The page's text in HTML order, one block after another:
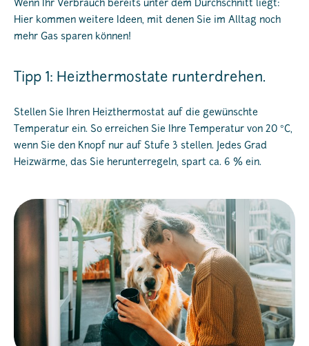
Wenn Ihr Verbrauch bereits unter dem Durchschnitt liegt:
Hier kommen weitere Ideen, mit denen Sie im Alltag noch
mehr Gas sparen können!
Tipp 1: Heizthermostate runterdrehen.
Stellen Sie Ihren Heizthermostat auf die gewünschte
Temperatur ein. So erreichen Sie Ihre Temperatur von 20 °C,
wenn Sie den Knopf nur auf Stufe 3 stellen. Jedes Grad
Heizwärme, das Sie herunterregeln, spart ca. 6 % ein.